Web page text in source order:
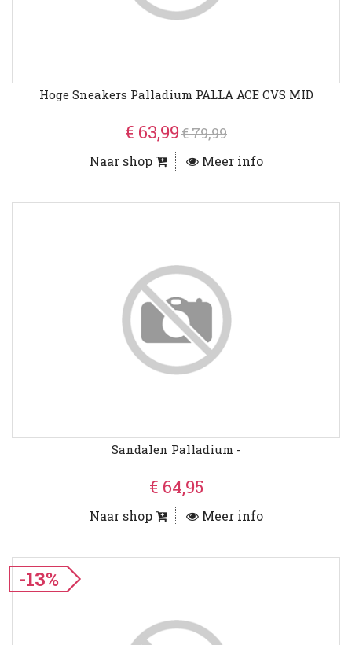
Hoge Sneakers Palladium PALLA ACE CVS MID
€ 63,99€ 79,99
Naar shop Meer info
Sandalen Palladium -
€ 64,95
Naar shop Meer info
-13%